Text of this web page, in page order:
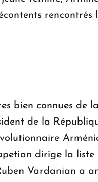
bien connues de
de la
dirige la
Vardanian a